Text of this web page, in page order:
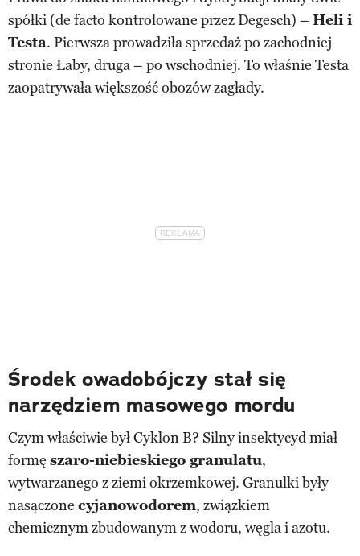
spółki (de facto kontrolowane przez Degesch) – Heli i
Testa. Pierwsza prowadziła sprzedaż po zachodniej
stronie Łaby, druga – po wschodniej. To właśnie Testa
zaopatrywała większość obozów zagłady.
Środek owadobójczy stał się
narzędziem masowego mordu
Czym właściwie był Cyklon B? Silny insektycyd miał
formę szaro-niebieskiego granulatu,
wytwarzanego z ziemi okrzemkowej. Granulki były
nasączone cyjanowodorem, związkiem
chemicznym zbudowanym z wodoru, węgla i azotu.